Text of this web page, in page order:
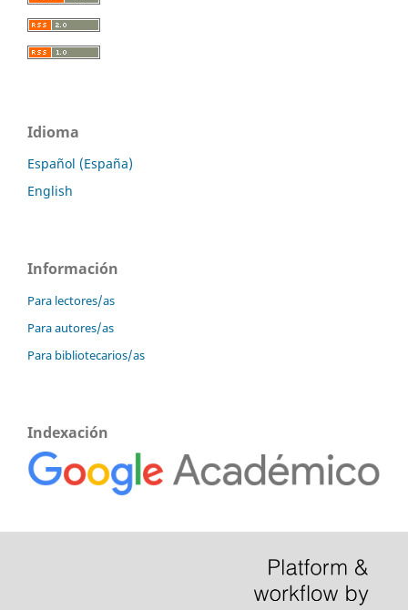
Idioma
Español (España)
English
Información
Para lectores/as
Para autores/as
Para bibliotecarios/as
Indexación